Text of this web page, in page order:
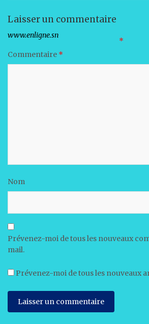
k
Laisser un commentaire
Votre adresse e-mail ne sera pas publiée.
Les champs obligatoires sont indiqués avec *
Commentaire *
Nom
Prévenez-moi de tous les nouveaux
mail.
Prévenez-moi de tous les nouveaux